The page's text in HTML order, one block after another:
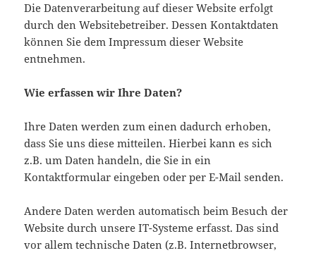
Die Datenverarbeitung auf dieser Website erfolgt
durch den Websitebetreiber. Dessen Kontaktdaten
können Sie dem Impressum dieser Website
entnehmen.
Wie erfassen wir Ihre Daten?
Ihre Daten werden zum einen dadurch erhoben,
dass Sie uns diese mitteilen. Hierbei kann es sich
z.B. um Daten handeln, die Sie in ein
Kontaktformular eingeben oder per E-Mail senden.
Andere Daten werden automatisch beim Besuch der
Website durch unsere IT-Systeme erfasst. Das sind
vor allem technische Daten (z.B. Internetbrowser,